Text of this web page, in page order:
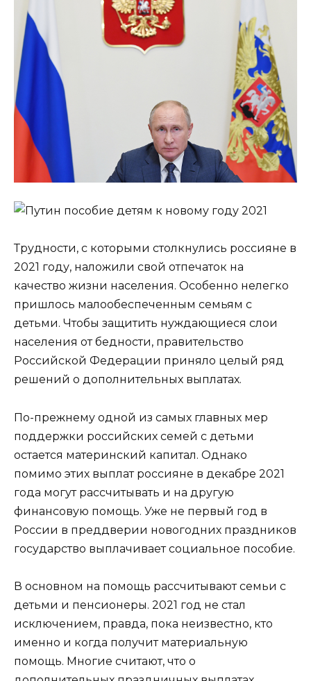
Трудности, с которыми столкнулись россияне в
2021 году, наложили свой отпечаток на
качество жизни населения. Особенно нелегко
пришлось малообеспеченным семьям с
детьми. Чтобы защитить нуждающиеся слои
населения от бедности, правительство
Российской Федерации приняло целый ряд
решений о дополнительных выплатах.
По-прежнему одной из самых главных мер
поддержки российских семей с детьми
остается материнский капитал. Однако
помимо этих выплат россияне в декабре 2021
года могут рассчитывать и на другую
финансовую помощь. Уже не первый год в
России в преддверии новогодних праздников
государство выплачивает социальное пособие.
В основном на помощь рассчитывают семьи с
детьми и пенсионеры. 2021 год не стал
исключением, правда, пока неизвестно, кто
именно и когда получит материальную
помощь. Многие считают, что о